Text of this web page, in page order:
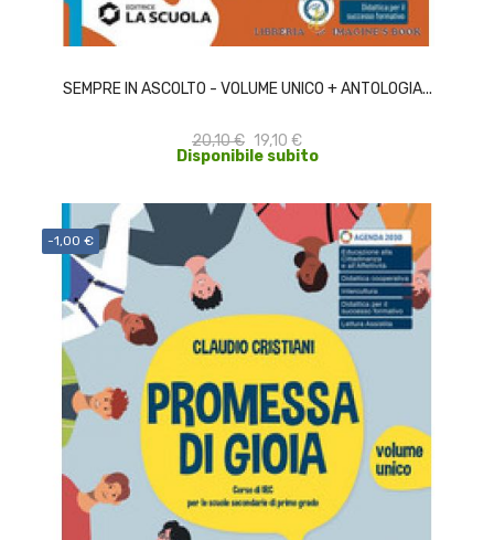
SEMPRE IN ASCOLTO - VOLUME UNICO + ANTOLOGIA...
20,10 € 19,10 €
Disponibile subito
ACQUISTA
-1,00 €